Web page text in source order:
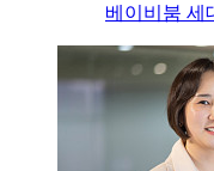
베이비붐 세